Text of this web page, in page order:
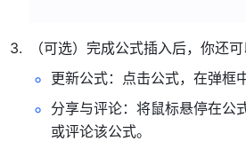
（可选）完成公式插入后，你还可
更新公式：点击公式，在弹框
分享与评论：将鼠标悬停在公
或评论该公式。